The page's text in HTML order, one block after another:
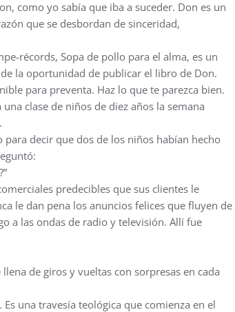
como yo sabía que iba a suceder. Don es un
que se desbordan de sinceridad,
récords, Sopa de pollo para el alma, es un
la oportunidad de publicar el libro de Don.
para preventa. Haz lo que te parezca bien.
clase de niños de diez años la semana
decir que dos de los niños habían hecho
predecibles que sus clientes le
le dan pena los anuncios felices que fluyen de
a las ondas de radio y televisión. Allí fue
de giros y vueltas con sorpresas en cada
una travesía teológica que comienza en el